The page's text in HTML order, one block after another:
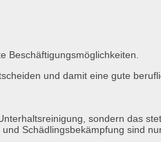
Beschäftigungsmöglichkeiten.
und damit eine gute
sondern das
Schädlingsbekämpfung sind